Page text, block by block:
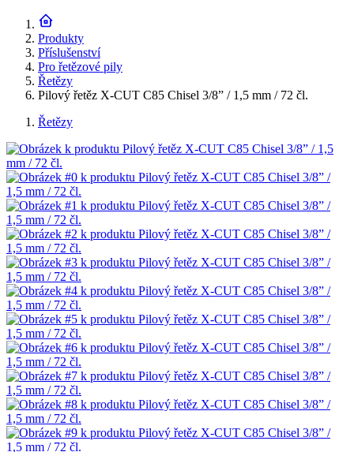
Produkty
Příslušenství
Pro řetězové pily
Řetězy
Pilový řetěz X-CUT C85 Chisel 3/8” / 1,5 mm / 72 čl.
Řetězy